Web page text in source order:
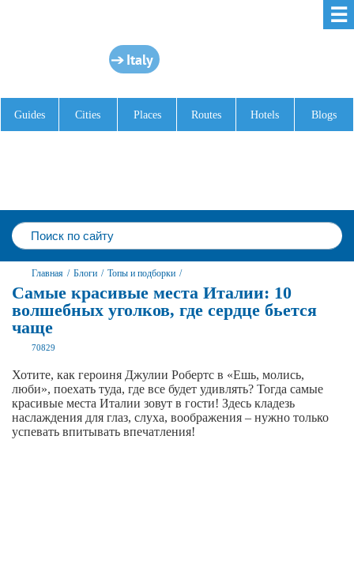
☰
Italy
Guides Cities Places Routes Hotels Blogs
Главная / Блоги / Топы и подборки /
Самые красивые места Италии: 10
волшебных уголков, где сердце бьется
чаще
70829
Хотите, как героиня Джулии Робертс в «Ешь, молись,
люби», поехать туда, где все будет удивлять? Тогда самые
красивые места Италии зовут в гости! Здесь кладезь
наслаждения для глаз, слуха, воображения – нужно только
успевать впитывать впечатления!